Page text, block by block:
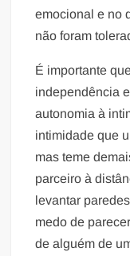
emocional e no
não foram
É importante
independência
autonomia à
intimidade que
mas teme
parceiro à
levantar
medo de
de alguém de